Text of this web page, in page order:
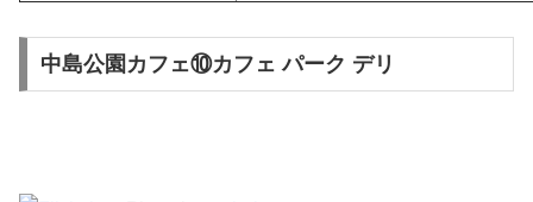
中島公園カフェ⑩カフェ パーク デリ